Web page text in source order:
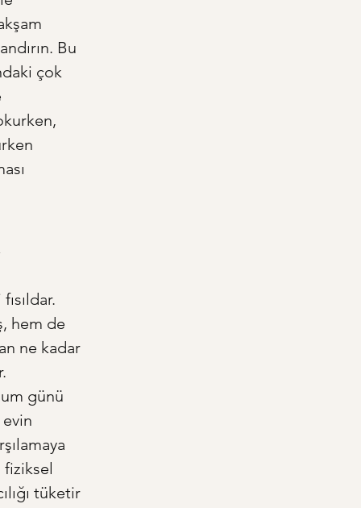
Bu
çok
hem de
ne kadar
günü
tüketir